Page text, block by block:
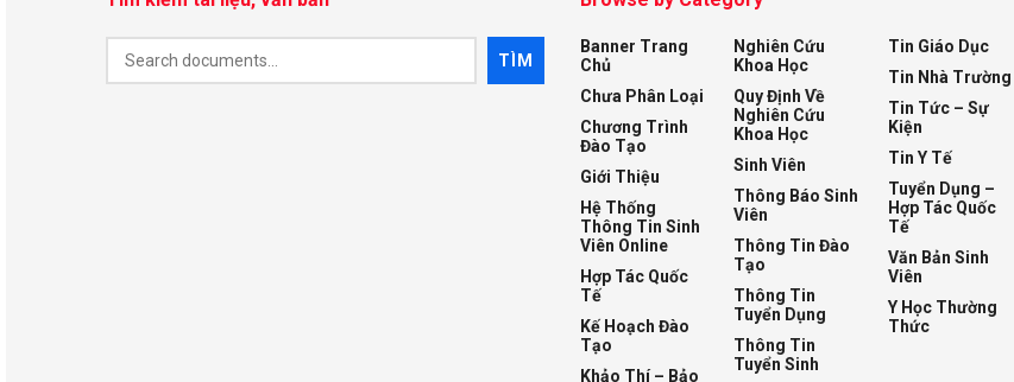
TÌM
Banner Trang
Chủ
Chưa Phân Loại
Chương Trình
Đào Tạo
Giới Thiệu
Hệ Thống
Thông Tin Sinh
Viên Online
Hợp Tác Quốc
Tế
Kế Hoạch Đào
Tạo
Khảo Thí – Bảo
Nghiên Cứu
Khoa Học
Quy Định Về
Nghiên Cứu
Khoa Học
Sinh Viên
Thông Báo Sinh
Viên
Thông Tin Đào
Tạo
Thông Tin
Tuyển Dụng
Thông Tin
Tuyển Sinh
Tin Giáo Dục
Tin Nhà Trường
Tin Tức – Sự
Kiện
Tin Y Tế
Tuyển Dụng –
Hợp Tác Quốc
Tế
Văn Bản Sinh
Viên
Y Học Thường
Thức